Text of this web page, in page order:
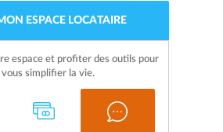
ESPACE LOCATAIRE
espace et profiter des outils pour
vous simplifier la vie.